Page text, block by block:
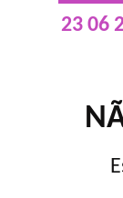
23 06